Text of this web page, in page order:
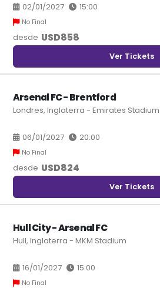
02/01/2027 15:00
No Final
desde USD858
Ver Tickets
Arsenal FC - Brentford
Londres, Inglaterra - Emirates Stadium
06/01/2027 20:00
No Final
desde USD824
Ver Tickets
Hull City - Arsenal FC
Hull, Inglaterra - MKM Stadium
16/01/2027 15:00
No Final